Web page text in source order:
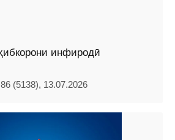
инфиродӣ
(5138), 13.07.2026